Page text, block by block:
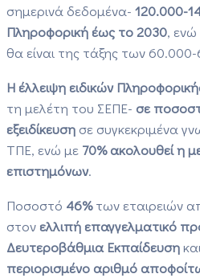
σημερινά δεδομένα- 120.000-
Πληροφορική έως το 2030,
θα είναι της τάξης των
Η έλλειψη ειδικών
τη μελέτη του ΣΕΠΕ- σε
εξειδίκευση σε συγκεκριμένα
ΤΠΕ, ενώ με 70% ακολουθεί η
επιστημόνων.
Ποσοστό 46%των εταιρειών
στον ελλιπή επαγγελματικό
Δευτεροβάθμια Εκπαίδευση
περιορισμένο αριθμό